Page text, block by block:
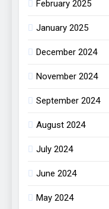
February 2025
January 2025
December 2024
November 2024
September 2024
August 2024
July 2024
June 2024
May 2024